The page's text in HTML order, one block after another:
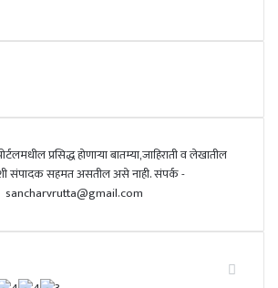
प्रसिद्ध होणाऱ्या बातम्या,जाहिराती व लेखातील
संपादक सहमत असतील असे नाही. संपर्क -
sancharvrutta@gmail.com